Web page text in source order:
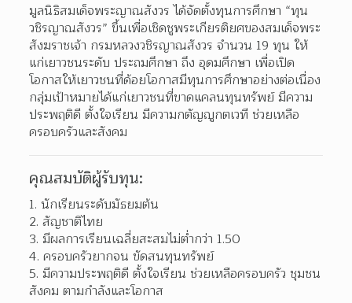
มูลนิธิสมเด็จพระญาณสังวร ได้จัดตั้งทุนการศึกษา “ทุน
วชิรญาณสังวร” ขึ้นเพื่อเชิดชูพระเกียรติยศของสมเด็จพระ
สังฆราชเจ้า กรมหลวงวชิรญาณสังวร จำนวน 19 ทุน ให้
แก่เยาวชนระดับ ประถมศึกษา ถึง อุดมศึกษา เพื่อเปิด
โอกาสให้เยาวชนที่ด้อยโอกาสมีทุนการศึกษาอย่างต่อเนื่อง
กลุ่มเป้าหมายได้แก่เยาวชนที่ขาดแคลนทุนทรัพย์ มีความ
ประพฤติดี ตั้งใจเรียน มีความกตัญญูกตเวที ช่วยเหลือ
ครอบครัวและสังคม
คุณสมบัติผู้รับทุน:
นักเรียนระดับมัธยมต้น
สัญชาติไทย
มีผลการเรียนเฉลี่ยสะสมไม่ต่ำกว่า 1.50
ครอบครัวยากจน ขัดสนทุนทรัพย์
มีความประพฤติดี ตั้งใจเรียน ช่วยเหลือครอบครัว ชุมชน
สังคม ตามกำลังและโอกาส